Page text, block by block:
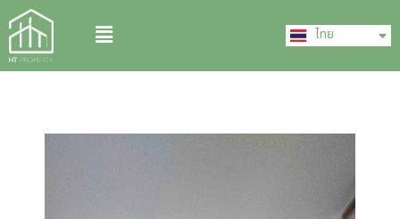
Skip
to
content
Menu ไทย
中文 (中国)